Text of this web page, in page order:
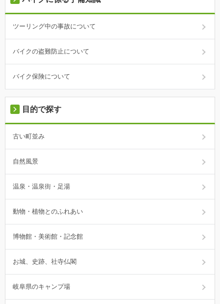
ツーリング中の事故について
バイクの盗難防止について
バイク保険について
目的で探す
古い町並み
自然風景
温泉・温泉街・足湯
動物・植物とのふれあい
博物館・美術館・記念館
お城、史跡、社寺仏閣
岐阜県のキャンプ場